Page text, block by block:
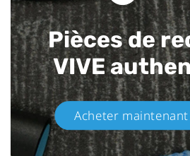
Pièces de
VIVE
Acheter